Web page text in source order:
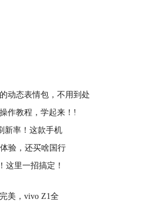
动态表情包，不用到处
作教程，学起来！!
新率！这款手机
验，还买啥国行
这里一招搞定！
美，vivo Z1全